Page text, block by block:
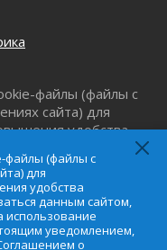
юбилея
делать добро
файлы (файлы с
сайта) для
удобства
согласие на
соответствии с
о
обработку cookie
файлы (файлы с
для
удобства
данным сайтом,
использование
уведомлением,
о